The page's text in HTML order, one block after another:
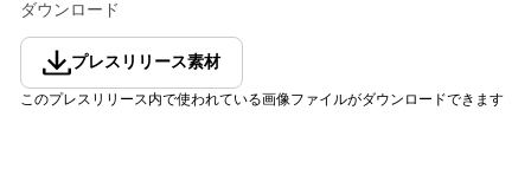
ダウンロード
プレスリリース素材
このプレスリリース内で使われている画像ファイルがダウンロードできます